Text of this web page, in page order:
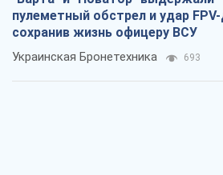
пулеметный обстрел и удар
сохранив жизнь офицеру ВСУ
Украинская Бронетехника 693